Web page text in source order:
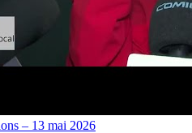
– 13 mai 2026